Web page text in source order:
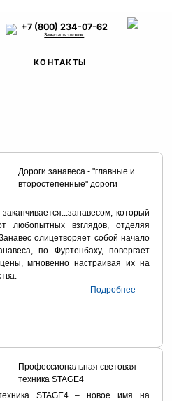
+7 (800) 234-07-62
Заказать звонок
КОНТАКТЫ
Дороги занавеса - "главные и
второстепенные" дороги
который
любопытных взглядов, отделяя
олицетворяет собой начало
по Фуртенбаху, повергает
мгновенно настраивая их на
Подробнее
Профессиональная световая
техника STAGE4
STAGE4 – новое имя на